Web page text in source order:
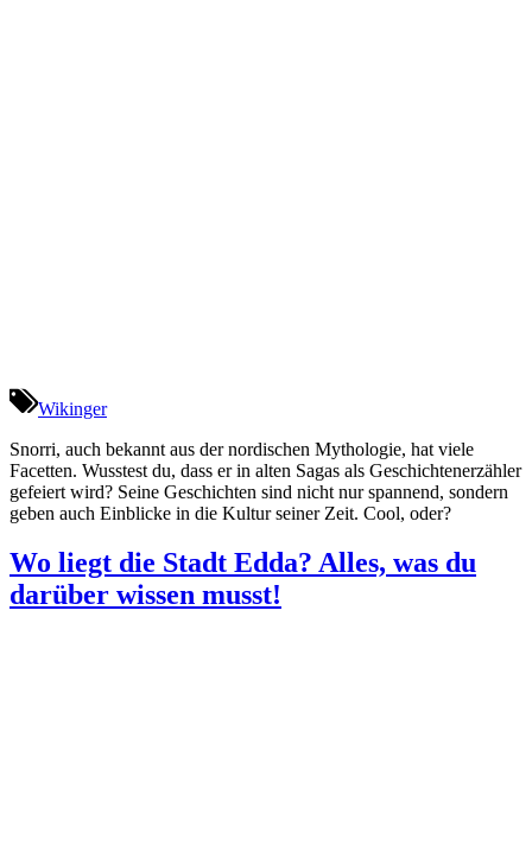
Wikinger
Snorri, auch bekannt aus der nordischen Mythologie, hat viele
Facetten. Wusstest du, dass er in alten Sagas als Geschichtenerzähler
gefeiert wird? Seine Geschichten sind nicht nur spannend, sondern
geben auch Einblicke in die Kultur seiner Zeit. Cool, oder?
Wo liegt die Stadt Edda? Alles, was du
darüber wissen musst!